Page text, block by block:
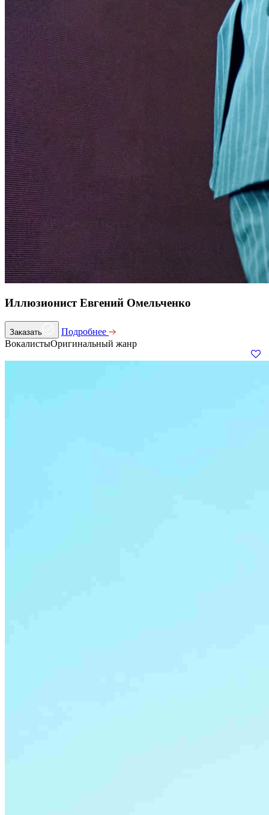
Иллюзионист Евгений Омельченко
Заказать
Подробнее
ВокалистыОригинальный жанр